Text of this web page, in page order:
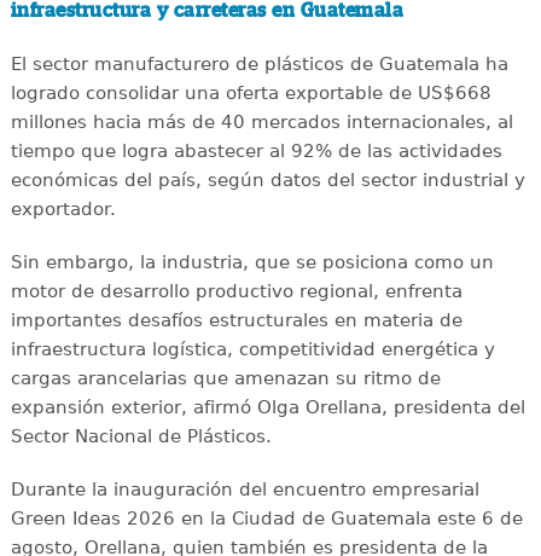
infraestructura y carreteras en Guatemala
El sector manufacturero de plásticos de Guatemala ha
logrado consolidar una oferta exportable de US$668
millones hacia más de 40 mercados internacionales, al
tiempo que logra abastecer al 92% de las actividades
económicas del país, según datos del sector industrial y
exportador.
Sin embargo, la industria, que se posiciona como un
motor de desarrollo productivo regional, enfrenta
importantes desafíos estructurales en materia de
infraestructura logística, competitividad energética y
cargas arancelarias que amenazan su ritmo de
expansión exterior, afirmó Olga Orellana, presidenta del
Sector Nacional de Plásticos.
Durante la inauguración del encuentro empresarial
Green Ideas 2026 en la Ciudad de Guatemala este 6 de
agosto, Orellana, quien también es presidenta de la